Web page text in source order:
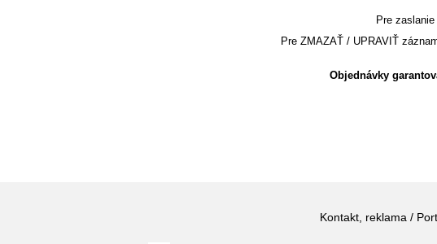
Pre
Pre ZMAZAŤ / UPRAVIŤ
Objednávky
Kontakt, reklama /